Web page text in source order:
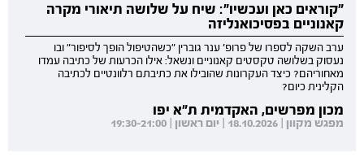
"קוראים כאן ועכשיו": שיח על שלושה תיאורי מקרה
קאנוניים בפסיכואנליזה
ערב השקה לספרו של פרופ' ענר גוברין "כשהטיפול הופך לסיפור" ובו
נעסוק בשלושה טקסטים קאנוניים ונשאל: אילו הכרעות של כתיבה עמדו
מאחוריהם? כיצד העקרונות שהובילו את כתיבתם רלוונטיים לכתיבה
הקלינית כיום?
מכון מפרשים, האקדמית ת"א יפו
מפגש מקוון | 18.10.2026 | יום ראשון | 19:30-21:00